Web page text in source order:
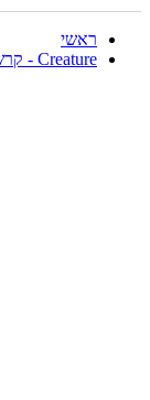
ראשי
Creature - קרש Shape לסקייטבורד במידה 10.4